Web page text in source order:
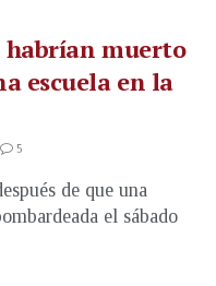
habrían muerto
escuela en la
5
de que una
el sábado